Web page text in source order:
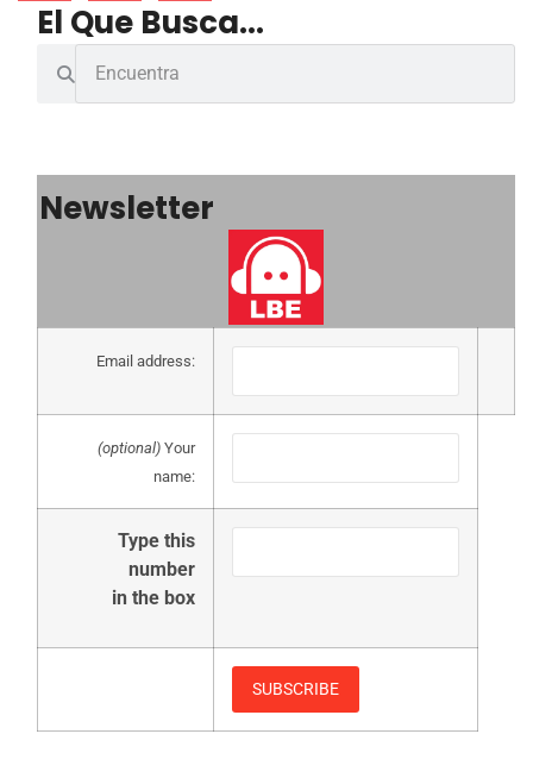
El Que Busca...
Newsletter
Email address:
(optional) Your
name:
Type this
number
in the box